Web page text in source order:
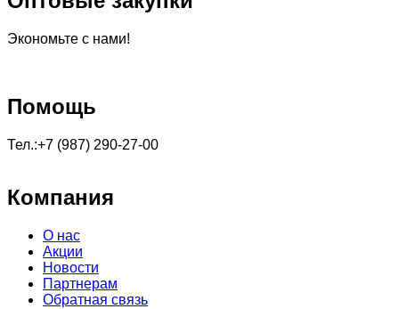
Экономьте с нами!
Помощь
Тел.:+7 (987) 290-27-00
Компания
О нас
Акции
Новости
Партнерам
Обратная связь